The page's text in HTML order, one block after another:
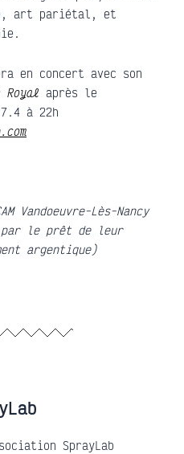
art pariétal, et
en concert avec son
Royal après le
à 22h
Vandoeuvre-Lès-Nancy
le prêt de leur
argentique)
SprayLab